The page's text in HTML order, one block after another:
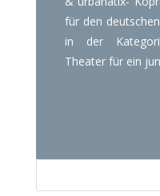
für den
in der
Theater für ein